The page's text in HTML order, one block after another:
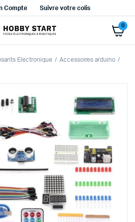
Compte Suivre votre colis
0
Electronique
Accessoires arduino